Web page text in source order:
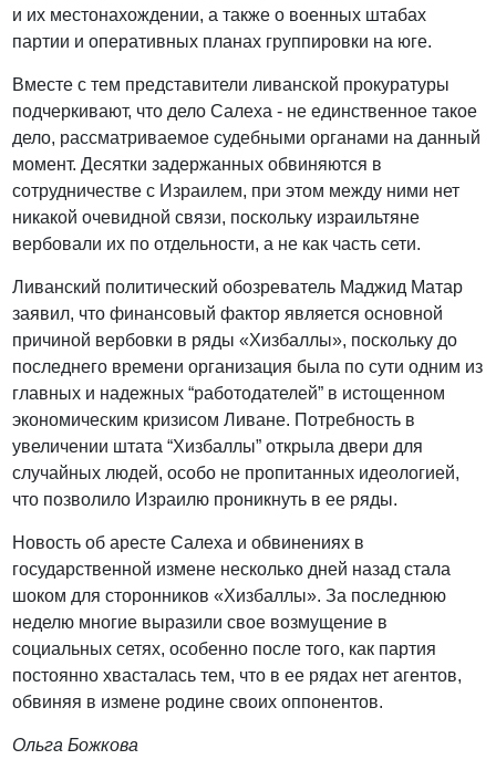
и их местонахождении, а также о военных штабах
партии и оперативных планах группировки на юге.
Вместе с тем представители ливанской прокуратуры
подчеркивают, что дело Салеха - не единственное такое
дело, рассматриваемое судебными органами на данный
момент. Десятки задержанных обвиняются в
сотрудничестве с Израилем, при этом между ними нет
никакой очевидной связи, поскольку израильтяне
вербовали их по отдельности, а не как часть сети.
Ливанский политический обозреватель Маджид Матар
заявил, что финансовый фактор является основной
причиной вербовки в ряды «Хизбаллы», поскольку до
последнего времени организация была по сути одним из
главных и надежных “работодателей” в истощенном
экономическим кризисом Ливане. Потребность в
увеличении штата “Хизбаллы” открыла двери для
случайных людей, особо не пропитанных идеологией,
что позволило Израилю проникнуть в ее ряды.
Новость об аресте Салеха и обвинениях в
государственной измене несколько дней назад стала
шоком для сторонников «Хизбаллы». За последнюю
неделю многие выразили свое возмущение в
социальных сетях, особенно после того, как партия
постоянно хвасталась тем, что в ее рядах нет агентов,
обвиняя в измене родине своих оппонентов.
Ольга Божкова